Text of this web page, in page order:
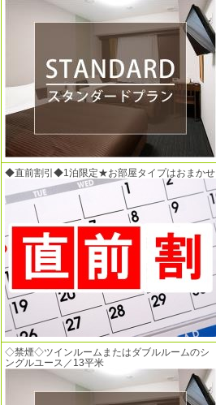
◆直前割引◆1泊限定★お部屋タイプはおまかせ
◇禁煙◇ツインルームまたはダブルルームのシ
ングルユース／13平米